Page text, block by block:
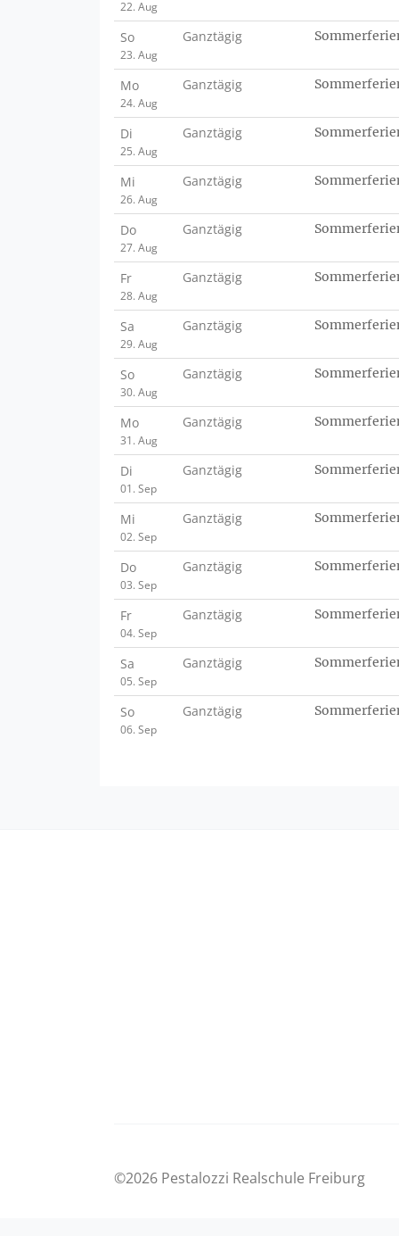
22. Aug
So
23. Aug
Ganztägig
Mo
24. Aug
Ganztägig
Di
25. Aug
Ganztägig
Mi
26. Aug
Ganztägig
Do
27. Aug
Ganztägig
Fr
28. Aug
Ganztägig
Sa
29. Aug
Ganztägig
So
30. Aug
Ganztägig
Mo
31. Aug
Ganztägig
Di
01. Sep
Ganztägig
Mi
02. Sep
Ganztägig
Do
03. Sep
Ganztägig
Fr
04. Sep
Ganztägig
Sa
05. Sep
Ganztägig
So
06. Sep
Ganztägig
©2026 Pestalozzi Realschule Freiburg